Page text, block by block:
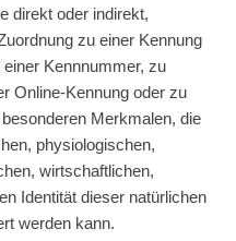
direkt oder indirekt,
zu einer Kennung
Kennnummer, zu
Online-Kennung oder zu
Merkmalen, die
physiologischen,
wirtschaftlichen,
Identität dieser natürlichen
werden kann.